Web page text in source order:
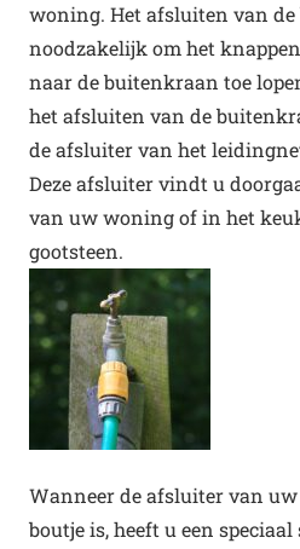
woning. Het afsluiten van
noodzakelijk om het
naar de buitenkraan toe
het afsluiten van de
de afsluiter van het
Deze afsluiter vindt u
van uw woning of in het
gootsteen.
Wanneer de afsluiter van
boutje is, heeft u een